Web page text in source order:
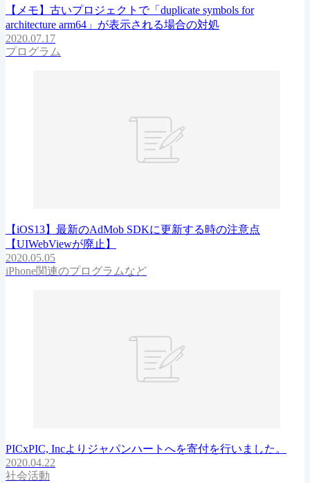
【メモ】古いプロジェクトで「duplicate symbols for
architecture arm64」が表示される場合の対処
2020.07.17
プログラム
【iOS13】最新のAdMob SDKに更新する時の注意点
【UIWebViewが廃止】
2020.05.05
iPhone関連のプログラムなど
PICxPIC, Incよりジャパンハートへを寄付を行いました。
2020.04.22
社会活動